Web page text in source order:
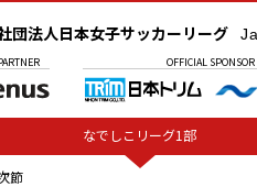
団法人日本女子サッカーリーグ
OFFICIAL SPONSOR
なでしこリーグ1部
節